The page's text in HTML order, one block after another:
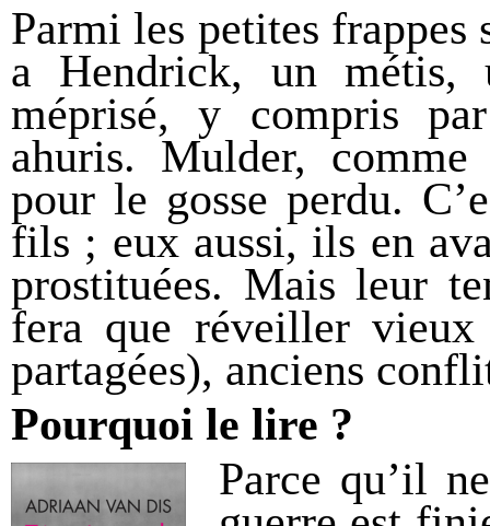
Parmi les petites frappes
a Hendrick, un
méprisé, y compris
ahuris. Mulder,
pour le gosse perdu.
fils ; eux aussi, ils en
prostituées. Mais leur
fera que réveiller vieux
partagées), anciens
Pourquoi le lire ?
Parce qu’il